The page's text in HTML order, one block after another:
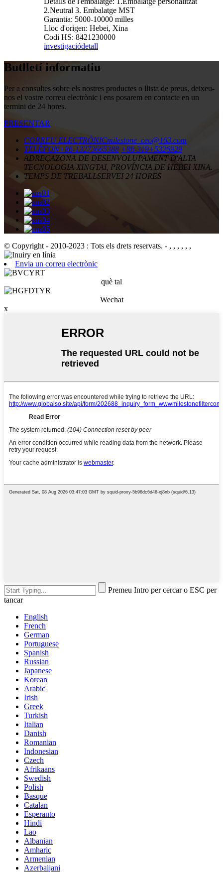
2.Neutral 3. Embalatge MST
Garantia: 5000-10000 milles
Lloc d'origen: Hebei, Xina
Codi HS: 8421230000
investigaciódetall
Butlletí informatiu
Per a consultes sobre els nostres productes o llista de preus, deixeu-
nos el vostre correu electrònic i ens posarem en contacte en un
termini de 24 hores.
PRESENTAR
CORREU ELECTRÒNICmilestone_ceo@163.com
TELÈFON+86-13273665388 +86-319+5326929
ADREÇAZONA DE DESENVOLUPAMENT D'ALTA
TECNOLOGIA XINGTAI, PROVÍNCIA DE HEBEI XINA.
TEMPS DE TREBALLSERVEI 24 HORES
© Copyright - 2010-2023 : Tots els drets reservats. - , , , , , ,
Envia un correu electrònic
què tal
Wechat
x
Premeu Intro per cercar o ESC per
tancar
English
French
German
Portuguese
Spanish
Russian
Japanese
Korean
Arabic
Irish
Greek
Turkish
Italian
Danish
Romanian
Indonesian
Czech
Afrikaans
Swedish
Polish
Basque
Catalan
Esperanto
Hindi
Lao
Albanian
Amharic
Armenian
Azerbaijani